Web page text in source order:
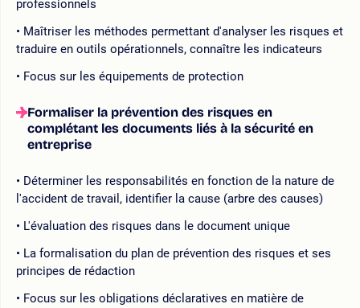
professionnels
Maîtriser les méthodes permettant d'analyser les risques et
traduire en outils opérationnels, connaître les indicateurs
Focus sur les équipements de protection
Formaliser la prévention des risques en
complétant les documents liés à la sécurité en
entreprise
Déterminer les responsabilités en fonction de la nature de
l'accident de travail, identifier la cause (arbre des causes)
L'évaluation des risques dans le document unique
La formalisation du plan de prévention des risques et ses
principes de rédaction
Focus sur les obligations déclaratives en matière de